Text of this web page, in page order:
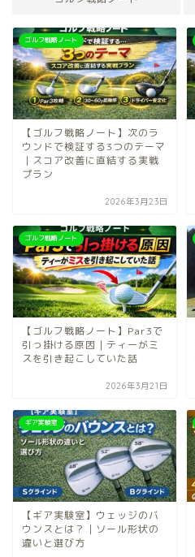
ゴルフ戦略ノート
【ゴルフ戦略ノート】次のラ
ウンドで検証する3つのテーマ
｜スコア改善に直結する実戦
プラン
2026年3月23日
ゴルフ戦略ノート
【ゴルフ戦略ノート】Par3で
引っ掛ける原因｜ティーがミ
スを引き起こしていた話
2026年3月21日
ギア実験室
【ギア実験室】ウェッジのバ
ウンスとは？｜ソール形状の
違いと選び方